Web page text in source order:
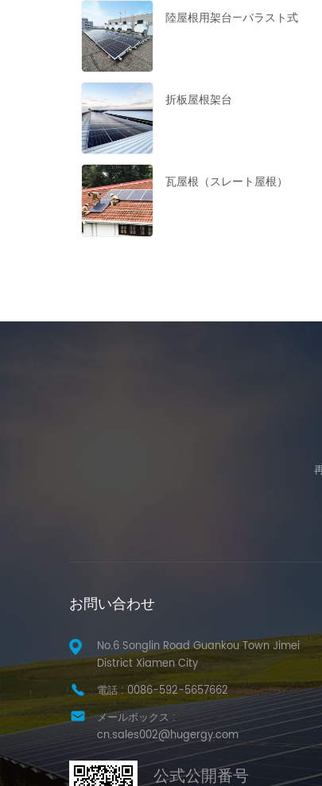
陸屋根用架台—バラスト式
折板屋根架台
瓦屋根（スレート屋根）
お問い合わせ
No.6 Songlin Road Guankou Town Jimei
District Xiamen City
電話 :0086-592-5657662
メールボックス :
cn.sales002@hugergy.com
公式公開番号